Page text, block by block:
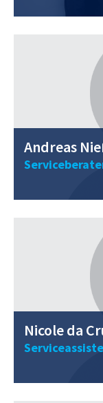
Andreas
Nicole da